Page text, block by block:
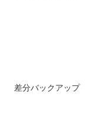
差分バックアップ